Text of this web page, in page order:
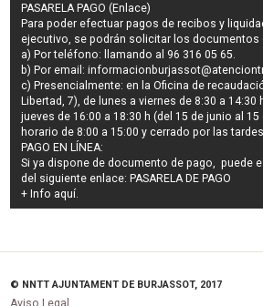
PASARELA PAGO (Enlace)
Para poder efectuar pagos derecibos y
ejecutivo, se podrán solicitar los documentos
a) Por teléfono: llamando al 96 316 05 65.
b) Por email:
c) Presencialmente: en la Oficina de
Libertad, 7), de lunes a viernes de 8:30 a 14:30
jueves de 16:00 a 18:30 h (del 15 de junio al
horario de 8:00 a 15:00 y cerrado por las
PAGO EN LÍNEA:
Si ya dispone de documento de pago, puede
del siguiente enlace: PASARELA DE PAGO
+ Info aquí.
© NNTT AJUNTAMENT DE BURJASSOT, 2017
Aviso Legal